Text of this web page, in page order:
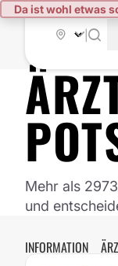
Da ist wohl etwas
Mehr als
und
INFORMATION